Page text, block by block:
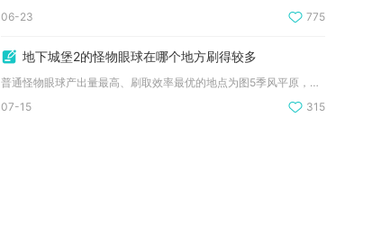
06-23
775
地下城堡2的怪物眼球在哪个地方刷得较多
普通怪物眼球产出量最高、刷取效率最优的地点为图5季风平原，该...
07-15
315